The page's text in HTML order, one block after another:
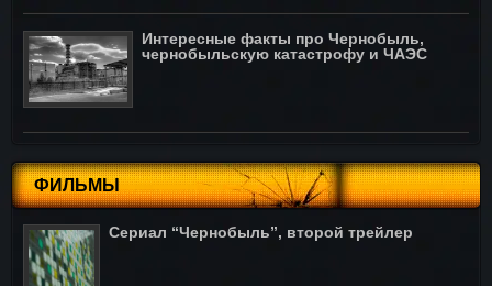
Интересные факты про Чернобыль,
чернобыльскую катастрофу и ЧАЭС
ФИЛЬМЫ
Сериал “Чернобыль”, второй трейлер